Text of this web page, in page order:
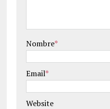
Nombre*
Email*
Website